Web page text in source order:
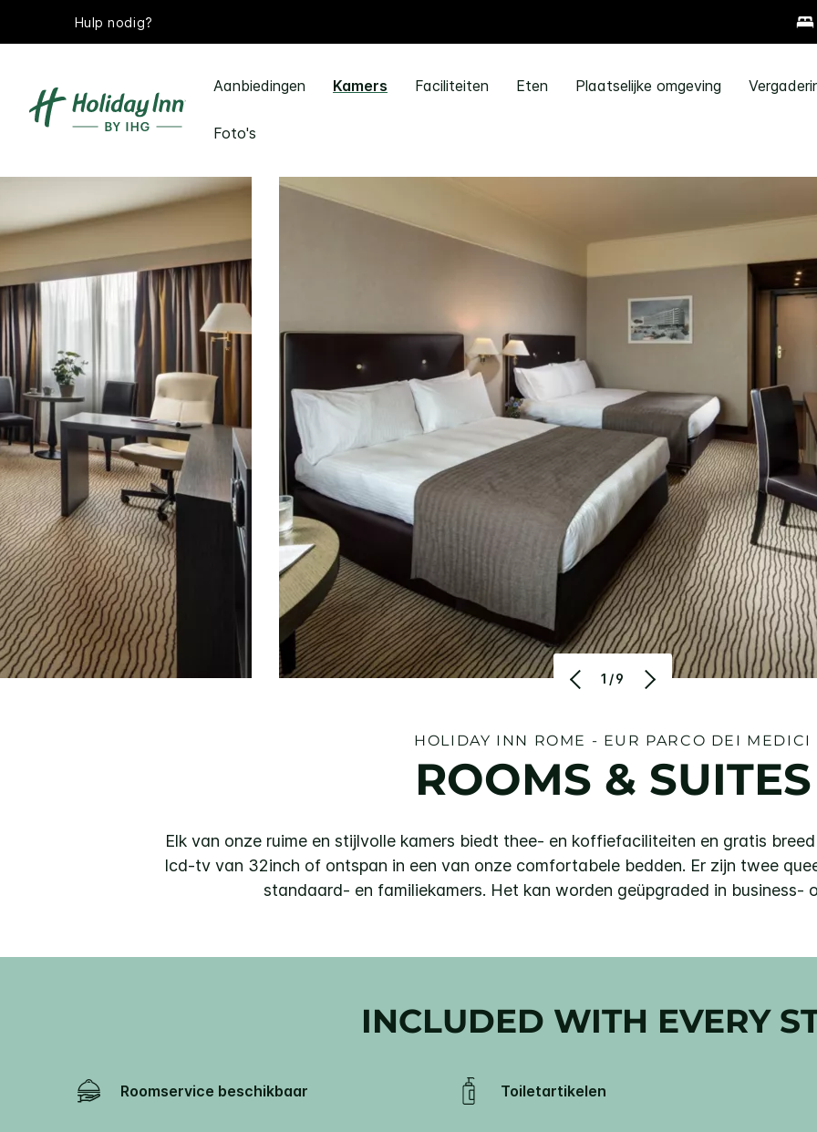
Hulp nodig?
Aanbiedingen Kamers Faciliteiten Eten Plaatselijke omgeving
Foto's
1/9
HOLIDAY INN ROME - EUR PARCO DEI MEDICI
ROOMS & SUITES
Elk van onze ruime en stijlvolle kamers biedt thee- en koffiefaciliteiten en gratis
lcd-tv van 32inch of ontspan in een van onze comfortabele bedden. Er zijn twee
standaard- en familiekamers. Het kan worden geüpgraded in business-
INCLUDED WITH EVERY
Roomservice beschikbaar Toiletartikelen